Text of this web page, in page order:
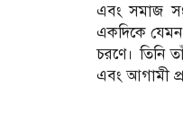
এবং সমাজ
একদিকে যেমন
চরণে। তিনি
এবং আগামী